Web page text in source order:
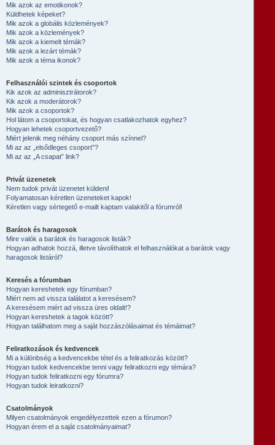
Mik azok az emotikonok?
Küldhetek képeket?
Mik azok a globális közlemények?
Mik azok a közlemények?
Mik azok a kiemelt témák?
Mik azok a lezárt témák?
Mik azok a téma ikonok?
Felhasználói szintek és csoportok
Kik azok az adminisztrátorok?
Kik azok a moderátorok?
Mik azok a csoportok?
Hol látom a csoportokat, és hogyan csatlakozhatok egyhez?
Hogyan lehetek csoportvezető?
Miért jelenik meg néhány csoport más színnel?
Mi az az „elsődleges csoport”?
Mi az az „A csapat” link?
Privát üzenetek
Nem tudok privát üzenetet küldeni!
Folyamatosan kéretlen üzeneteket kapok!
Kéretlen vagy sértegető e-mailt kaptam valakitől a fórumról!
Barátok és haragosok
Mire valók a barátok és haragosok listák?
Hogyan adhatok hozzá, illetve távolíthatok el felhasználókat a barátok vagy
haragosok listáról?
Keresés a fórumban
Hogyan kereshetek egy fórumban?
Miért nem ad vissza találatot a keresésem?
A keresésem miért ad vissza üres oldalt!?
Hogyan kereshetek a tagok között?
Hogyan találhatom meg a saját hozzászólásaimat és témáimat?
Feliratkozások és kedvencek
Mi a különbség a kedvencekbe tétel és a feliratkozás között?
Hogyan tudok kedvencekbe tenni vagy feliratkozni egy témára?
Hogyan tudok feliratkozni egy fórumra?
Hogyan tudok leiratkozni?
Csatolmányok
Milyen csatolmányok engedélyezettek ezen a fórumon?
Hogyan érem el a saját csatolmányaimat?